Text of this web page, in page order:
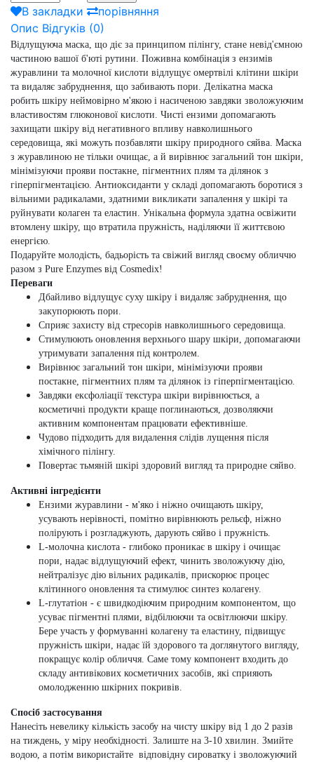
В закладки
порівняння
Опис Відгуків (0)
Відлущуюча маска, що діє за принципом пілінгу, стане невід'ємною
частиною вашої б'юті рутини. Поживна комбінація з ензимів
журавлини та молочної кислоти відлущує омертвілі клітини шкіри
та видаляє забруднення, що забивають пори. Делікатна маска
робить шкіру неймовірно м'якою і насиченою завдяки зволожуючим
властивостям глюконової кислоти. Чисті ензими допомагають
захищати шкіру від негативного впливу навколишнього
середовища, які можуть позбавляти шкіру природного сяйва. Маска
з журавлиною не тільки очищає, а й вирівнює загальний тон шкіри,
мінімізуючи прояви постакне, пігментних плям та ділянок з
гіперпігментацією. Антиоксиданти у складі допомагають боротися з
вільними радикалами, здатними викликати запалення у шкірі та
руйнувати колаген та еластин. Унікальна формула здатна освіжити
втомлену шкіру, що втратила пружність, наділяючи її життєвою
енергією.
Подаруйте молодість, бадьорість та свіжий вигляд своєму обличчю
разом з Pure Enzymes від Cosmedix!
Переваги
Дбайливо відлущує суху шкіру і видаляє забруднення, що
закупорюють пори.
Сприяє захисту від стресорів навколишнього середовища.
Стимулюють оновлення верхнього шару шкіри, допомагаючи
утримувати запалення під контролем.
Вирівнює загальний тон шкіри, мінімізуючи прояви
постакне, пігментних плям та ділянок із гіперпігментацією.
Завдяки ексфоліації текстура шкіри вирівнюється, а
косметичні продукти краще поглинаються, дозволяючи
активним компонентам працювати ефективніше.
Чудово підходить для видалення слідів лущення після
хімічного пілінгу.
Повертає тьмяній шкірі здоровий вигляд та природне сяйво.
Активні інгредієнти
Ензими журавлини - м'яко і ніжно очищають шкіру,
усувають нерівності, помітно вирівнюють рельєф, ніжно
полірують і розгладжують, дарують сяйво і пружність.
L-молочна кислота - глибоко проникає в шкіру і очищає
пори, надає відлущуючий ефект, чинить зволожуючу дію,
нейтралізує дію вільних радикалів, прискорює процес
клітинного оновлення та стимулює синтез колагену.
L-глутатіон - є швидкодіючим природним компонентом, що
усуває пігментні плями, відбілюючи та освітлюючи шкіру.
Бере участь у формуванні колагену та еластину, підвищує
пружність шкіри, надає їй здорового та доглянутого вигляду,
покращує колір обличчя. Саме тому компонент входить до
складу антивікових косметичних засобів, які сприяють
омолодженню шкірних покривів.
Спосіб застосування
Нанесіть невелику кількість засобу на чисту шкіру від 1 до 2 разів
на тиждень, у міру необхідності. Залиште на 3-10 хвилин. Змийте
водою, а потім використайте відповідну сироватку і зволожуючий